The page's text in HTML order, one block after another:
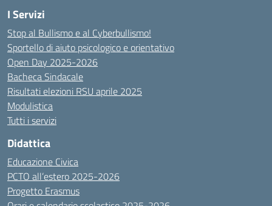
I Servizi
Stop al Bullismo e al Cyberbullismo!
Sportello di aiuto psicologico e orientativo
Open Day 2025-2026
Bacheca Sindacale
Risultati elezioni RSU aprile 2025
Modulistica
Tutti i servizi
Didattica
Educazione Civica
PCTO all’estero 2025-2026
Progetto Erasmus